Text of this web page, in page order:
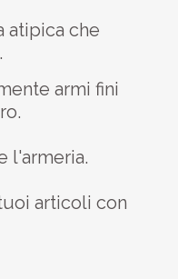
atipica che
armi fini
l'armeria.
articoli con